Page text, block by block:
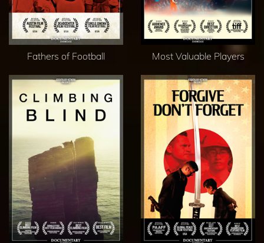
Fathers of Football Most Valuable Players